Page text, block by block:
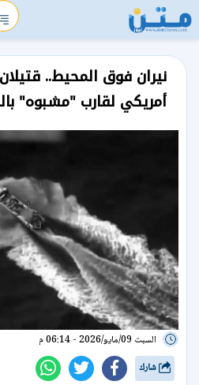
نيران فوق المحيط..
أمريكي لقارب "مشبوه"
السبت 09/مايو/2026 - 06:14 م